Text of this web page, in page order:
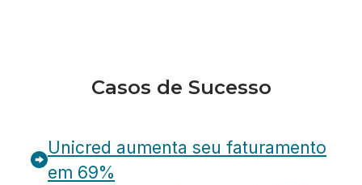
Casos de Sucesso
Unicred aumenta seu faturamento
em 69%